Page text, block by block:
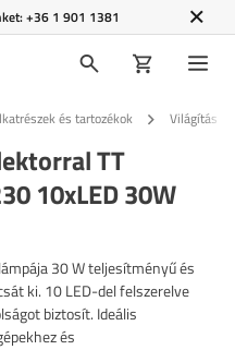
+36 1 901 1381
és tartozékok Világítás
TT
10xLED 30W
30 W teljesítményű és
ki. 10 LED-del felszerelve
biztosít. Ideális
és